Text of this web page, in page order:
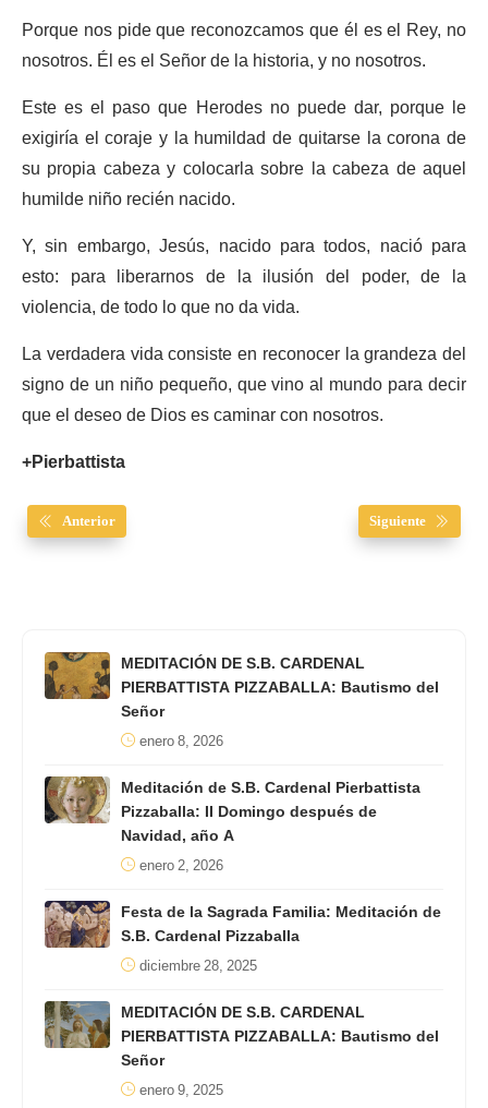
Porque nos pide que reconozcamos que él es el Rey, no
nosotros. Él es el Señor de la historia, y no nosotros.
Este es el paso que Herodes no puede dar, porque le
exigiría el coraje y la humildad de quitarse la corona de
su propia cabeza y colocarla sobre la cabeza de aquel
humilde niño recién nacido.
Y, sin embargo, Jesús, nacido para todos, nació para
esto: para liberarnos de la ilusión del poder, de la
violencia, de todo lo que no da vida.
La verdadera vida consiste en reconocer la grandeza del
signo de un niño pequeño, que vino al mundo para decir
que el deseo de Dios es caminar con nosotros.
+Pierbattista
Anterior Siguiente
MEDITACIÓN DE S.B. CARDENAL
PIERBATTISTA PIZZABALLA: Bautismo del
Señor
enero 8, 2026
Meditación de S.B. Cardenal Pierbattista
Pizzaballa: II Domingo después de
Navidad, año A
enero 2, 2026
Festa de la Sagrada Familia: Meditación de
S.B. Cardenal Pizzaballa
diciembre 28, 2025
MEDITACIÓN DE S.B. CARDENAL
PIERBATTISTA PIZZABALLA: Bautismo del
Señor
enero 9, 2025